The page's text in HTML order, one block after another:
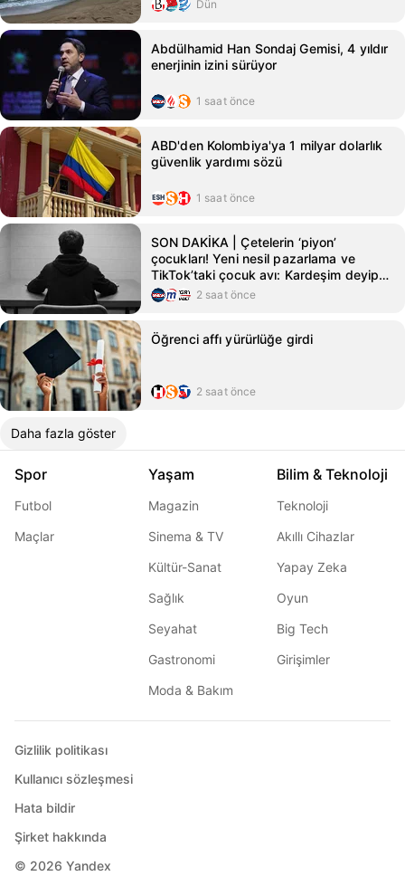
Dün
Abdülhamid Han Sondaj Gemisi, 4 yıldır
enerjinin izini sürüyor
1 saat önce
ABD'den Kolombiya'ya 1 milyar dolarlık
güvenlik yardımı sözü
1 saat önce
SON DAKİKA | Çetelerin ‘piyon’
çocukları! Yeni nesil pazarlama ve
TikTok’taki çocuk avı: Kardeşim deyip
ölüme yolladılar
2 saat önce
Öğrenci affı yürürlüğe girdi
2 saat önce
Daha fazla göster
Spor
Futbol
Maçlar
Yaşam
Magazin
Sinema & TV
Kültür-Sanat
Sağlık
Seyahat
Gastronomi
Moda & Bakım
Bilim & Teknoloji
Teknoloji
Akıllı Cihazlar
Yapay Zeka
Oyun
Big Tech
Girişimler
© 2026 Yandex
Gizlilik politikası
Kullanıcı sözleşmesi
Hata bildir
Şirket hakkında